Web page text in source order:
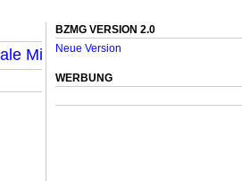
Mit-Mach-Zeitung für
BZMG VERSION 2.0
Neue Version
WERBUNG